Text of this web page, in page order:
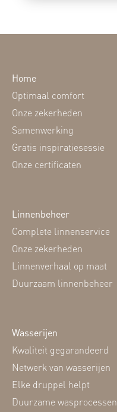
Home
Optimaal comfort
Onze zekerheden
Samenwerking
Gratis inspiratiesessie
Onze certificaten
Linnenbeheer
Complete linnenservice
Onze zekerheden
Linnenverhaal op maat
Duurzaam linnenbeheer
Wasserijen
Kwaliteit gegarandeerd
Netwerk van wasserijen
Elke druppel helpt
Duurzame wasprocessen